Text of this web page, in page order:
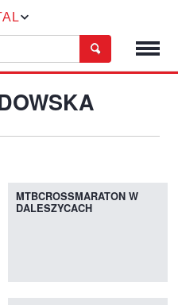
MTBCROSSMARATON W
DALESZYCACH